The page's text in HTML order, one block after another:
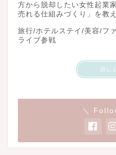
方から脱却したい女性起業
売れる仕組みづくり」を教
旅行/ホテルステイ/美容/フ
ライブ参戦
詳し
＼